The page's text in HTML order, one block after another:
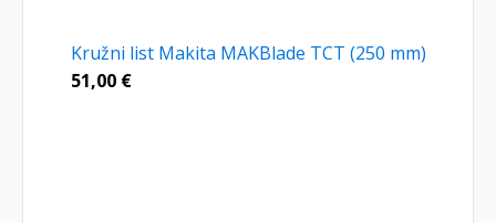
Kružni list Makita MAKBlade TCT (250 mm)
51,00 €